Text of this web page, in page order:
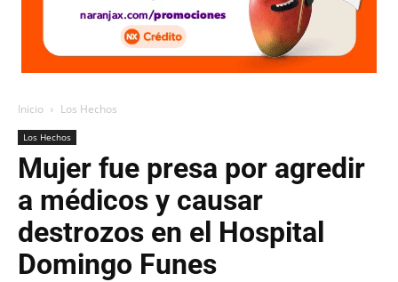
Inicio Los Hechos
Los Hechos
Mujer fue presa por agredir
a médicos y causar
destrozos en el Hospital
Domingo Funes